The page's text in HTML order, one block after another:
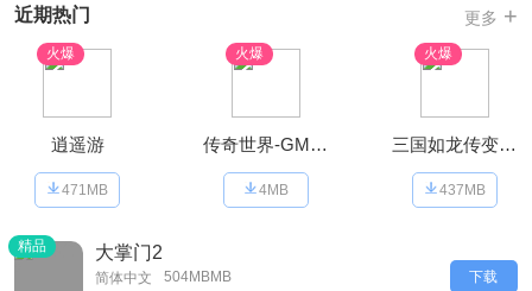
近期热门 更多 +
火爆
逍遥游
471MB
火爆
传奇世界-GM打怪爆红包
4MB
火爆
三国如龙传变态版
437MB
精品
下载
大掌门2
简体中文 504MBMB